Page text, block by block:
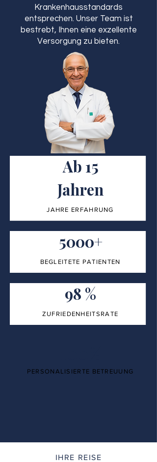
Krankenhausstandards
entsprechen. Unser Team ist
bestrebt, Ihnen eine exzellente
Versorgung zu bieten.
Ab 15
Jahren
JAHRE ERFAHRUNG
5000+
BEGLEITETE PATIENTEN
98 %
ZUFRIEDENHEITSRATE
PERSONALISIERTE BETREUUNG
IHRE REISE